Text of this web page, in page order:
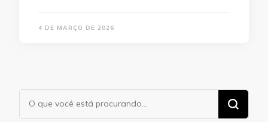
4 DE MARÇO DE 2026
Procurando
algo?